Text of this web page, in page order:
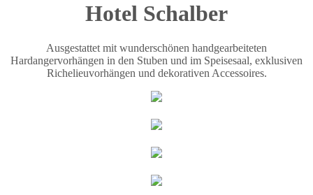
Hotel Schalber
Ausgestattet mit wunderschönen handgearbeiteten
Hardangervorhängen in den Stuben und im Speisesaal, exklusiven
Richelieuvorhängen und dekorativen Accessoires.